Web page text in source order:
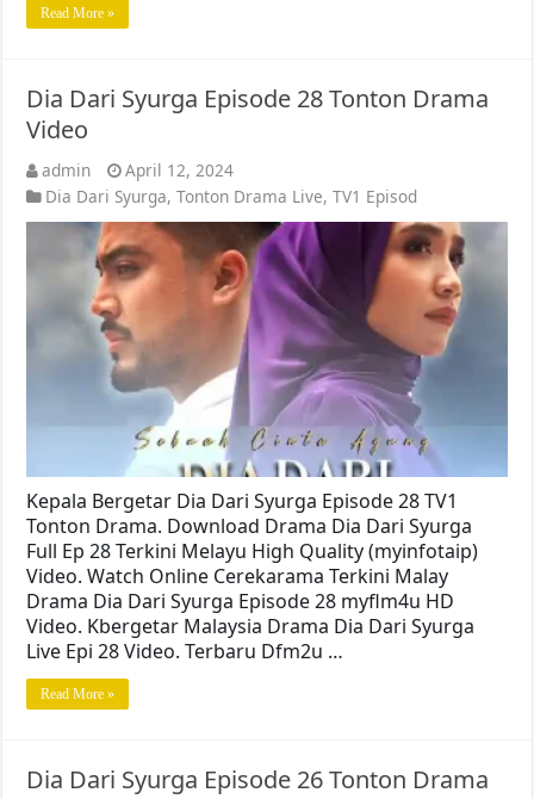
Read More »
Dia Dari Syurga Episode 28 Tonton Drama
Video
admin
April 12, 2024
Dia Dari Syurga,Tonton Drama Live,TV1 Episod
Kepala Bergetar Dia Dari Syurga Episode 28 TV1
Tonton Drama. Download Drama Dia Dari Syurga
Full Ep 28 Terkini Melayu High Quality (myinfotaip)
Video. Watch Online Cerekarama Terkini Malay
Drama Dia Dari Syurga Episode 28 myflm4u HD
Video. Kbergetar Malaysia Drama Dia Dari Syurga
Live Epi 28 Video. Terbaru Dfm2u …
Read More »
Dia Dari Syurga Episode 26 Tonton Drama